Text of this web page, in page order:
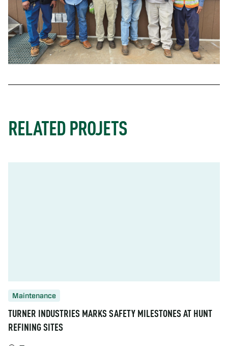
RELATED PROJETS
Maintenance
TURNER INDUSTRIES MARKS SAFETY MILESTONES AT HUNT
REFINING SITES